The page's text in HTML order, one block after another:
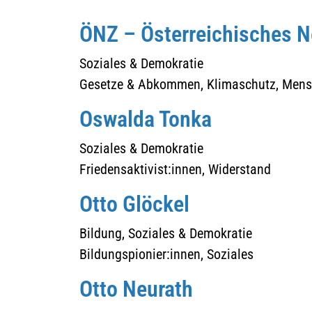
ÖNZ – Österreichisches
Soziales & Demokratie
Gesetze & Abkommen, Klimaschutz,
Oswalda Tonka
Soziales & Demokratie
Friedensaktivist:innen, Widerstand
Otto Glöckel
Bildung, Soziales & Demokratie
Bildungspionier:innen, Soziales
Otto Neurath